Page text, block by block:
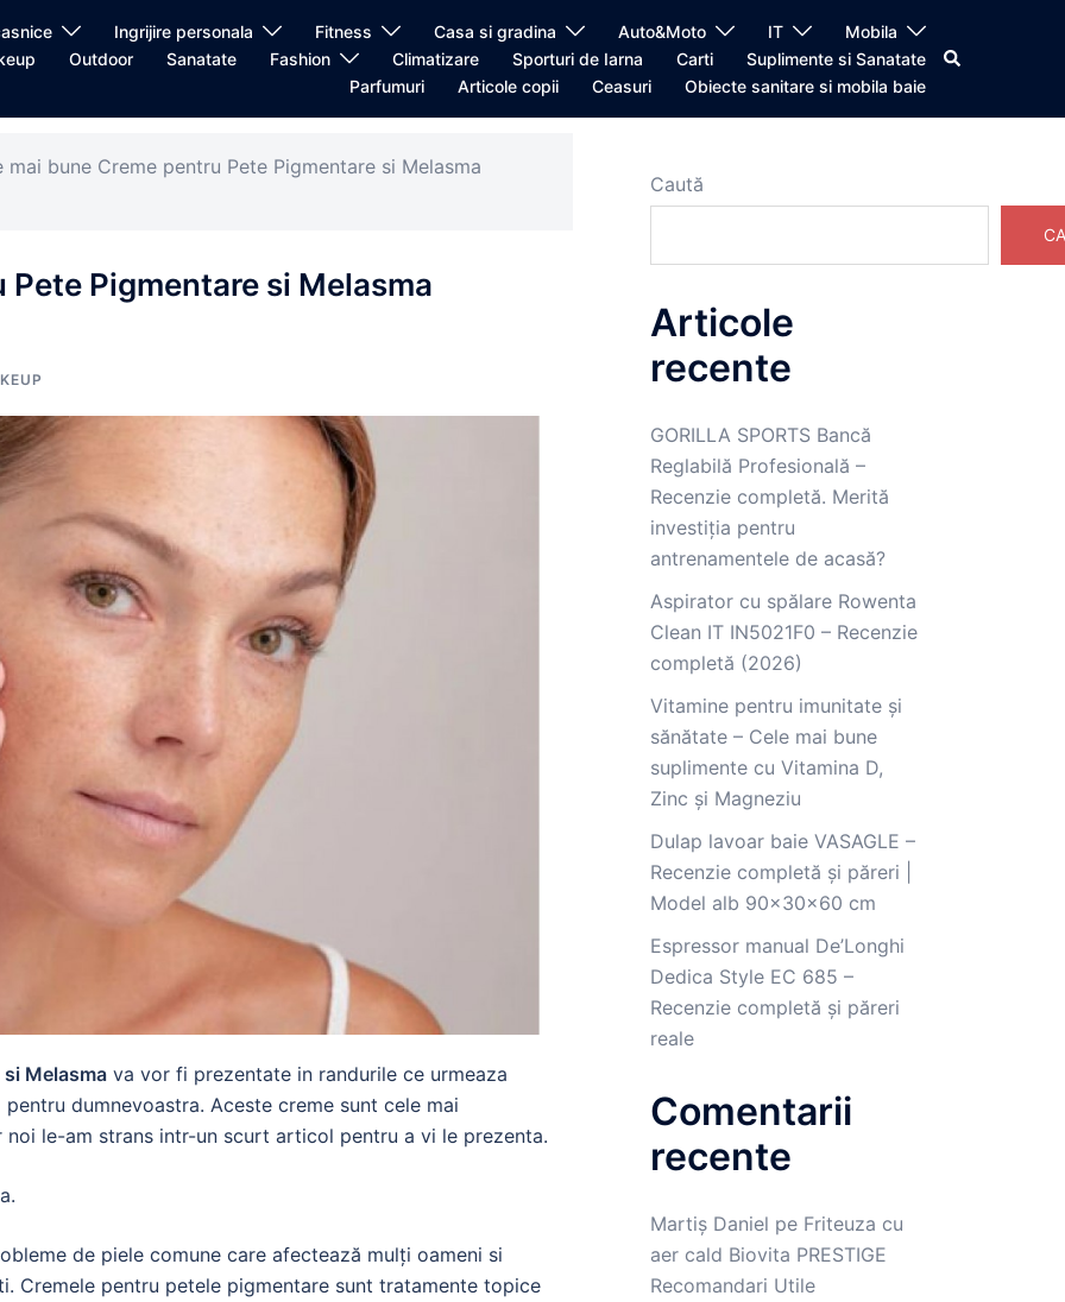
Ingrijire personala Fitness Casa si gradina Auto&Moto IT
Mobila
Outdoor Sanatate Fashion Climatizare Sporturi de Iarna Carti
Suplimente si Sanatate
Parfumuri
Articole copii Ceasuri Obiecte sanitare si mobila baie
Caută
mai bune Creme pentru Pete Pigmentare si Melasma
Pigmentare si Melasma
Melasma va vor fi prezentate in randurile ce urmeaza
dumnevoastra. Aceste creme sunt cele mai
le-am strans intr-un scurt articol pentru a vi le prezenta.
de piele comune care afectează mulți oameni si
Cremele pentru petele pigmentare sunt tratamente topice
Caută
Articole
recente
GORILLA SPORTS Bancă
Reglabilă Profesională –
Recenzie completă. Merită
investiția pentru
antrenamentele de acasă?
Aspirator cu spălare Rowenta
Clean IT IN5021F0 – Recenzie
completă (2026)
Vitamine pentru imunitate și
sănătate – Cele mai bune
suplimente cu Vitamina D,
Zinc și Magneziu
Dulap lavoar baie VASAGLE –
Recenzie completă și păreri |
Model alb 90x30x60 cm
Espressor manual De’Longhi
Dedica Style EC 685 –
Recenzie completă și păreri
reale
Comentarii
recente
Martiș Daniel pe Friteuza cu
aer cald Biovita PRESTIGE
Recomandari Utile